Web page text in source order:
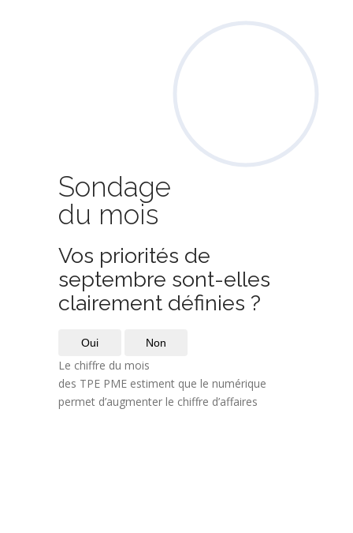
Sondage
du mois
Vos priorités de
septembre sont-elles
clairement définies ?
Oui Non
Le chiffre du mois
des TPE PME estiment que le numérique
permet d’augmenter le chiffre d’affaires